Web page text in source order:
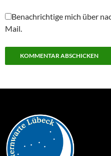
Benachrichtige mich über
Mail.